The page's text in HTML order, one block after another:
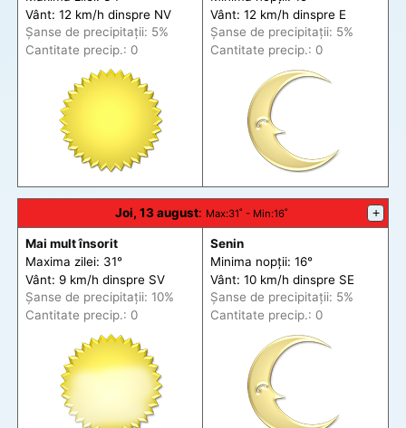
Vânt: 12 km/h dinspre NV
Șanse de precipitații: 5%
Cantitate precip.: 0
Vânt: 12 km/h dinspre E
Șanse de precipitații: 5%
Cantitate precip.: 0
Joi, 13 august: Max:31˚ - Min:16˚ +
Mai mult însorit
Maxima zilei: 31°
Vânt: 9 km/h dinspre SV
Șanse de precipitații: 10%
Cantitate precip.: 0
Senin
Minima nopții: 16°
Vânt: 10 km/h dinspre SE
Șanse de precipitații: 5%
Cantitate precip.: 0